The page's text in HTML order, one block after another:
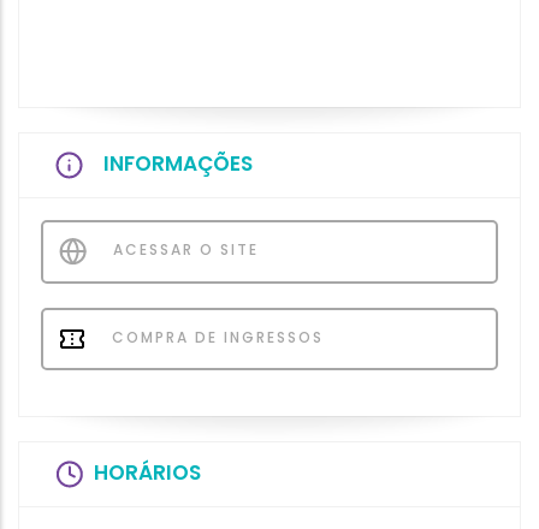
INFORMAÇÕES
ACESSAR O SITE
COMPRA DE INGRESSOS
HORÁRIOS